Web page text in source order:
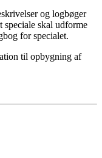
og logbøger
speciale skal udforme
for specialet.
til opbygning af